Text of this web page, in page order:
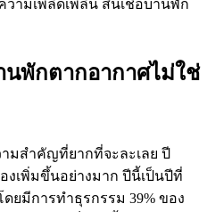
ามเพลิดเพลิน สินเชื่อบ้านพัก
พักตากอากาศไม่ใช่
มสำคัญที่ยากที่จะละเลย ปี
งเพิ่มขึ้นอย่างมาก ปีนี้เป็นปีที่
ยมีการทำธุรกรรม 39% ของ